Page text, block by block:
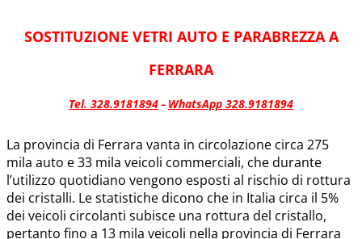
SOSTITUZIONE VETRI AUTO E PARABREZZA A
FERRARA
Tel. 328.9181894– WhatsApp 328.9181894
La provincia di Ferrara vanta in circolazione circa 275
mila auto e 33 mila veicoli commerciali, che durante
l’utilizzo quotidiano vengono esposti al rischio di rottura
dei cristalli. Le statistiche dicono che in Italia circa il 5%
dei veicoli circolanti subisce una rottura del cristallo,
pertanto fino a 13 mila veicoli nella provincia di Ferrara